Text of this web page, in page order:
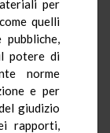
per
quelli
potere di
norme
e per
giudizio
rapporti,